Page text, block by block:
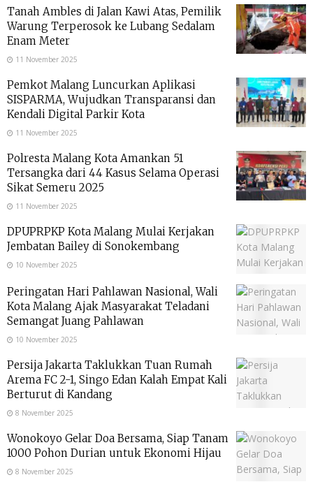
Tanah Ambles di Jalan Kawi Atas, Pemilik
Warung Terperosok ke Lubang Sedalam
Enam Meter
11 November 2025
Pemkot Malang Luncurkan Aplikasi
SISPARMA, Wujudkan Transparansi dan
Kendali Digital Parkir Kota
11 November 2025
Polresta Malang Kota Amankan 51
Tersangka dari 44 Kasus Selama Operasi
Sikat Semeru 2025
11 November 2025
DPUPRPKP Kota Malang Mulai Kerjakan
Jembatan Bailey di Sonokembang
10 November 2025
Peringatan Hari Pahlawan Nasional, Wali
Kota Malang Ajak Masyarakat Teladani
Semangat Juang Pahlawan
10 November 2025
Persija Jakarta Taklukkan Tuan Rumah
Arema FC 2-1, Singo Edan Kalah Empat Kali
Berturut di Kandang
8 November 2025
Wonokoyo Gelar Doa Bersama, Siap Tanam
1000 Pohon Durian untuk Ekonomi Hijau
8 November 2025